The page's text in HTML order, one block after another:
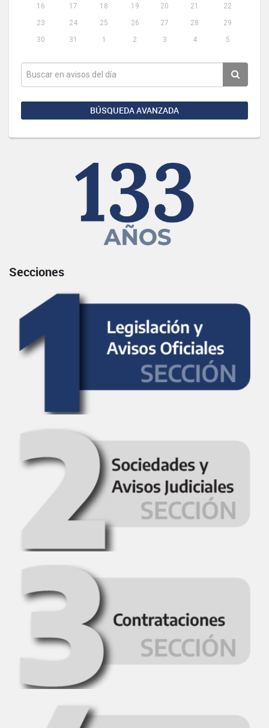
16
17 18 19 20 21
22
23
24 25 26 27 28
29
30
31 1 2 3 4 5
BÚSQUEDA AVANZADA
Secciones